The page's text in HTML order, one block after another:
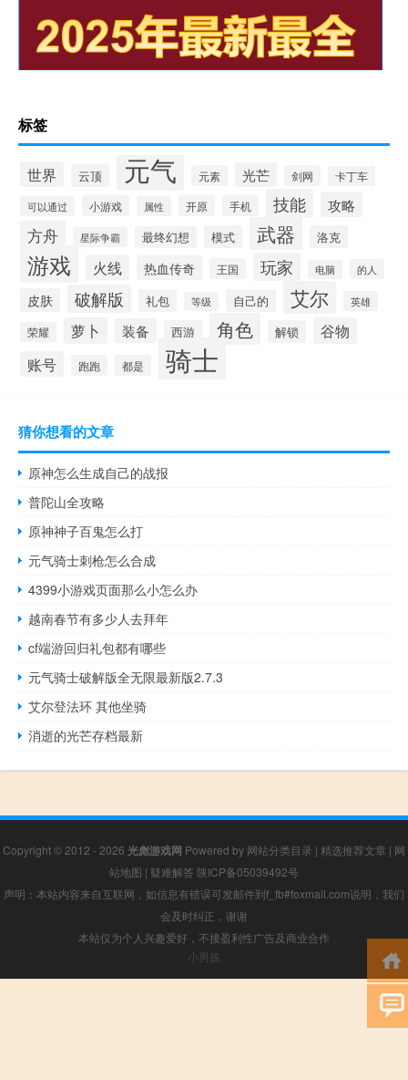
标签
世界 云顶 元气 元素 光芒 剑网 卡丁车
可以通过 小游戏 属性 开原 手机 技能 攻略
方舟 星际争霸 最终幻想 模式 武器 洛克
游戏 火线 热血传奇 王国 玩家 电脑 的人
皮肤 破解版 礼包 等级 自己的 艾尔 英雄
荣耀 萝卜 装备 西游 角色 解锁 谷物
账号 跑跑 都是 骑士
猜你想看的文章
原神怎么生成自己的战报
普陀山全攻略
原神神子百鬼怎么打
元气骑士刺枪怎么合成
4399小游戏页面那么小怎么办
越南春节有多少人去拜年
cf端游回归礼包都有哪些
元气骑士破解版全无限最新版2.7.3
艾尔登法环 其他坐骑
消逝的光芒存档最新
Copyright © 2012 - 2026 光彪游戏网 Powered by 网站分类目录 | 精选推荐文章 | 网
站地图 | 疑难解答 陕ICP备05039492号
声明：本站内容来自互联网，如信息有错误可发邮件到f_fb#foxmail.com说明，我们
会及时纠正，谢谢
本站仅为个人兴趣爱好，不接盈利性广告及商业合作
小男孩